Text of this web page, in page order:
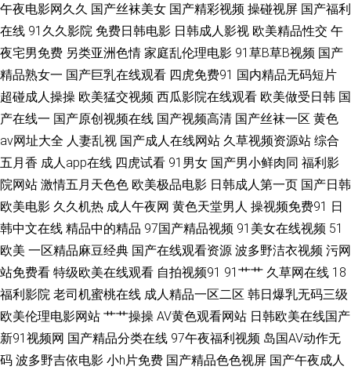
成人AV精品 日韩精品免费看 在线看黄www 久久97视屏 青青草视频人人干
四虎精品亚洲 伊人影院国产91 韩国αⅤ 日韩av网址大全 91你懂的在线 91福
利是看爽片 免费观看成人91 天天干屄网 久草热久久 日本黄a级网站 亚洲狼
人影院 超碰日熟在线 韩国不卡污视频 美国色色XX 欧美亚小电影 三级金典91
91看频 国产乱轮9 日韩黄色免费网站 伊人黃色毛片 萌白酱一线天白丝 污视
频观看 黄色小说视频网址 浮力操操逼 久草视频一区 三级黄色白丝网站 亚州
综合色网 伊人成人小视频 俺去也激情四射 欧美黑人大吊 中文字幕电影日本
亚洲一二三元码 99福利视频 超碰91免费在线 超碰在线激情影音 国产成人十
二区 肏屄无码日韩 a日本在线视频 成人久久免费 久久国产黄色精品 欧美自
午夜电影网久久 国产丝袜美女 国产精彩视频 操碰视屏 国产福利
在线 91久久影院 免费日韩电影 日韩成人影视 欧美精品性交 午
夜宅男免费 另类亚洲色情 家庭乱伦理电影 91草B草B视频 国产
精品熟女一 国产巨乳在线观看 四虎免费91 国内精品无码短片
超碰成人操操 欧美猛交视频 西瓜影院在线观看 欧美做受日韩 国
产在线一 国产原创视频在线 国产视频高清 国产丝袜一区 黄色
av网址大全 人妻乱视 国产成人在线网站 久草视频资源站 综合
五月香 成人app在线 四虎试看 91男女 国产男小鲜肉同 福利影
院网站 激情五月天色色 欧美极品电影 日韩成人第一页 国产日韩
欧美电影 久久机热 成人午夜网 黄色天堂男人 操视频免费91 日
韩中文在线 精品中的精品 97国产精品视频 91美女在线视频 51
欧美 一区精品麻豆经典 国产在线观看资源 波多野洁衣视频 污网
站免费看 特级欧美在线观看 自拍视频91 91艹艹 久草网在线 18
福利影院 老司机蜜桃在线 成人精品一区二区 韩日爆乳无码三级
欧美伦理电影网站 艹艹操操 AV黄色观看网站 日韩欧美在线国产
新91视频网 国产精品分类在线 97午夜福利视频 岛国AV动作无
码 波多野吉依电影 小h片免费 国产精品色色视屏 国产午夜成人